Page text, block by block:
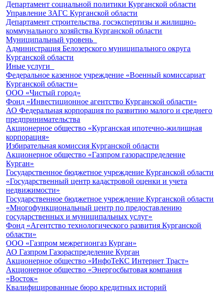
Департамент социальной политики Курганской области
Управление ЗАГС Курганской области
Департамент строительства, госэкспертизы и жилищно-
коммунального хозяйства Курганской области
Муниципальный уровень
Администрация Белозерского муниципального округа
Курганской области
Иные услуги
Федеральное казенное учреждение «Военный комиссариат
Курганской области»
ООО «Чистый город»
Фонд «Инвестиционное агентство Курганской области»
АО Федеральная корпорация по развитию малого и среднего
предпринимательства
Акционерное общество «Курганская ипотечно-жилищная
корпорация»
Избирательная комиссия Курганской области
Акционерное общество «Газпром газораспределение
Курган»
Государственное бюджетное учреждение Курганской области
«Государственный центр кадастровой оценки и учета
недвижимости»
Государственное бюджетное учреждение Курганской области
«Многофункциональный центр по предоставлению
государственных и муниципальных услуг»
Фонд «Агентство технологического развития Курганской
области»
ООО «Газпром межрегионгаз Курган»
АО Газпром Газораспределение Курган
Акционерное общество «ИнфоТеКС Интернет Траст»
Акционерное общество «Энергосбытовая компания
«Восток»
Квалифицированные бюро кредитных историй